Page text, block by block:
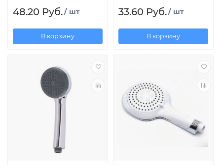
48.20 Руб./ шт
В корзину
33.60 Руб./ шт
В корзину